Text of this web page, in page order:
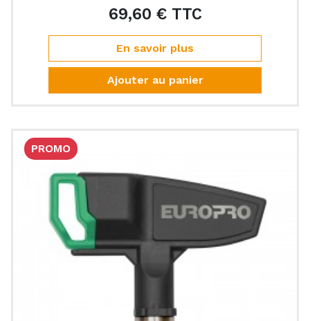
69,60 € TTCPrix
En savoir plus
Ajouter au panier
PROMO